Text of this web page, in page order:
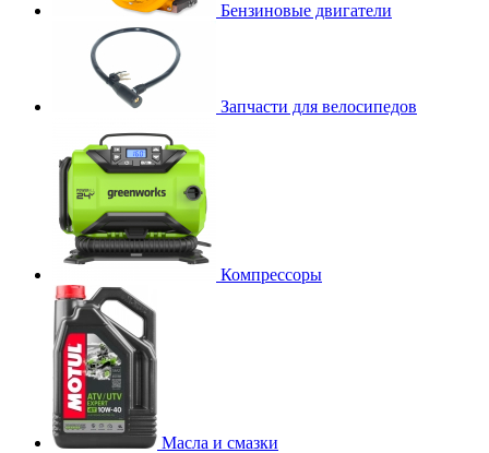
Бензиновые двигатели
Запчасти для велосипедов
Компрессоры
Масла и смазки